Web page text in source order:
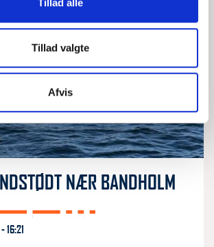
Tillad alle
Tillad valgte
Afvis
NÆR BANDHOLM